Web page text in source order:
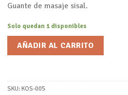
Guante de masaje sisal.
Solo quedan 1 disponibles
AÑADIR AL CARRITO
SKU:KOS-005